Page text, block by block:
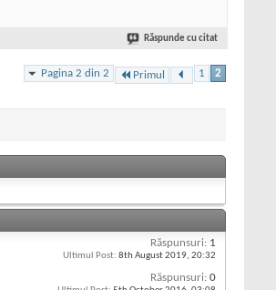
Răspunde cu citat
Pagina 2 din 2 Primul 1 2
Răspunsuri: 1
Ultimul Post: 8th August 2019, 20:32
Răspunsuri: 0